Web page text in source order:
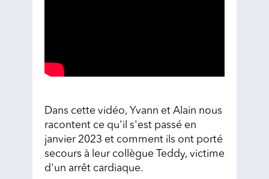
Dans cette vidéo, Yvann et Alain nous
racontent ce qu'il s'est passé en
janvier 2023 et comment ils ont porté
secours à leur collègue Teddy, victime
d'un arrêt cardiaque.